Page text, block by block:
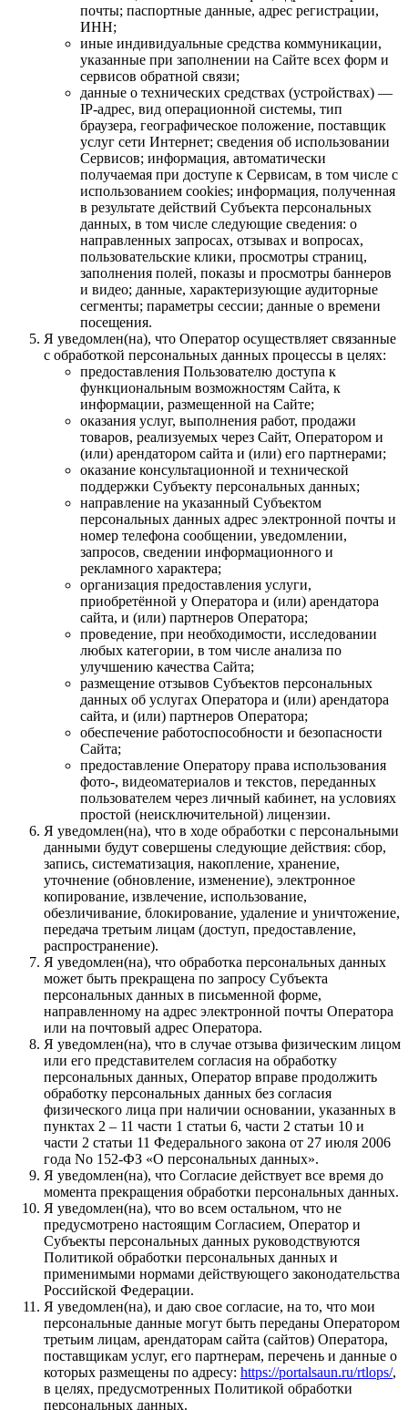
почты; паспортные данные, адрес регистрации,
ИНН;
иные индивидуальные средства коммуникации,
указанные при заполнении на Сайте всех форм и
сервисов обратной связи;
данные о технических средствах (устройствах) —
IP-адрес, вид операционной системы, тип
браузера, географическое положение, поставщик
услуг сети Интернет; сведения об использовании
Сервисов; информация, автоматически
получаемая при доступе к Сервисам, в том числе с
использованием cookies; информация, полученная
в результате действий Субъекта персональных
данных, в том числе следующие сведения: о
направленных запросах, отзывах и вопросах,
пользовательские клики, просмотры страниц,
заполнения полей, показы и просмотры баннеров
и видео; данные, характеризующие аудиторные
сегменты; параметры сессии; данные о времени
посещения.
Я уведомлен(на), что Оператор осуществляет связанные
с обработкой персональных данных процессы в целях:
предоставления Пользователю доступа к
функциональным возможностям Сайта, к
информации, размещенной на Сайте;
оказания услуг, выполнения работ, продажи
товаров, реализуемых через Сайт, Оператором и
(или) арендатором сайта и (или) его партнерами;
оказание консультационной и технической
поддержки Субъекту персональных данных;
направление на указанный Субъектом
персональных данных адрес электронной почты и
номер телефона сообщении, уведомлении,
запросов, сведении информационного и
рекламного характера;
организация предоставления услуги,
приобретённой у Оператора и (или) арендатора
сайта, и (или) партнеров Оператора;
проведение, при необходимости, исследовании
любых категории, в том числе анализа по
улучшению качества Сайта;
размещение отзывов Субъектов персональных
данных об услугах Оператора и (или) арендатора
сайта, и (или) партнеров Оператора;
обеспечение работоспособности и безопасности
Сайта;
предоставление Оператору права использования
фото-, видеоматериалов и текстов, переданных
пользователем через личный кабинет, на условиях
простой (неисключительной) лицензии.
Я уведомлен(на), что в ходе обработки с персональными
данными будут совершены следующие действия: сбор,
запись, систематизация, накопление, хранение,
уточнение (обновление, изменение), электронное
копирование, извлечение, использование,
обезличивание, блокирование, удаление и уничтожение,
передача третьим лицам (доступ, предоставление,
распространение).
Я уведомлен(на), что обработка персональных данных
может быть прекращена по запросу Субъекта
персональных данных в письменной форме,
направленному на адрес электронной почты Оператора
или на почтовый адрес Оператора.
Я уведомлен(на), что в случае отзыва физическим лицом
или его представителем согласия на обработку
персональных данных, Оператор вправе продолжить
обработку персональных данных без согласия
физического лица при наличии основании, указанных в
пунктах 2 – 11 части 1 статьи 6, части 2 статьи 10 и
части 2 статьи 11 Федерального закона от 27 июля 2006
года No 152-ФЗ «О персональных данных».
Я уведомлен(на), что Согласие действует все время до
момента прекращения обработки персональных данных.
Я уведомлен(на), что во всем остальном, что не
предусмотрено настоящим Согласием, Оператор и
Субъекты персональных данных руководствуются
Политикой обработки персональных данных и
применимыми нормами действующего законодательства
Российской Федерации.
Я уведомлен(на), и даю свое согласие, на то, что мои
персональные данные могут быть переданы Оператором
третьим лицам, арендаторам сайта (сайтов) Оператора,
поставщикам услуг, его партнерам, перечень и данные о
которых размещены по адресу: https://portalsaun.ru/rtlops/,
в целях, предусмотренных Политикой обработки
персональных данных.